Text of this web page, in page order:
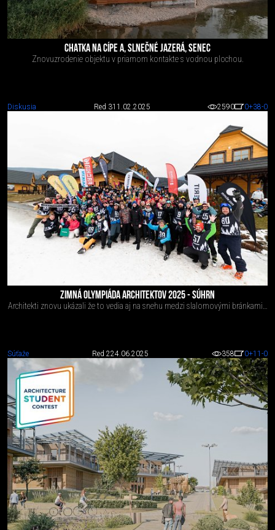
CHATKA NA CÍPE A, SLNEČNÉ JAZERÁ, SENEC
Znovuzrodenie objektu v priamom kontakte s vodnou plochou.
Diskusia Red 311.02.2025 2590 0+38-0
ZIMNÁ OLYMPIÁDA ARCHITEKTOV 2025 - SÚHRN
Architekti znovu ukázali že to vedia aj na snehu medzi slalomovými bránkami…
Súťaže Red 224.06.2025 358 0+11 -0